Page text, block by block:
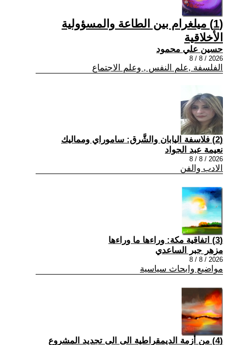
(1) ميلغرام بين الطاعة والمسؤولية
الأخلاقية
حسين علي محمود
2026 / 8 / 8
الفلسفة ,علم النفس , وعلم الاجتماع
(2) فلاسفة اليابان والشَّرق: ساموراي ومماليك
نعيمة عبد الجواد
2026 / 8 / 8
الادب والفن
(3) اتفاقية مكة: وراءها ما وراءها
مزهر جبر الساعدي
2026 / 8 / 8
مواضيع وابحاث سياسية
(4) من أزمة الديمقراطية الى الى تجديد المشروع